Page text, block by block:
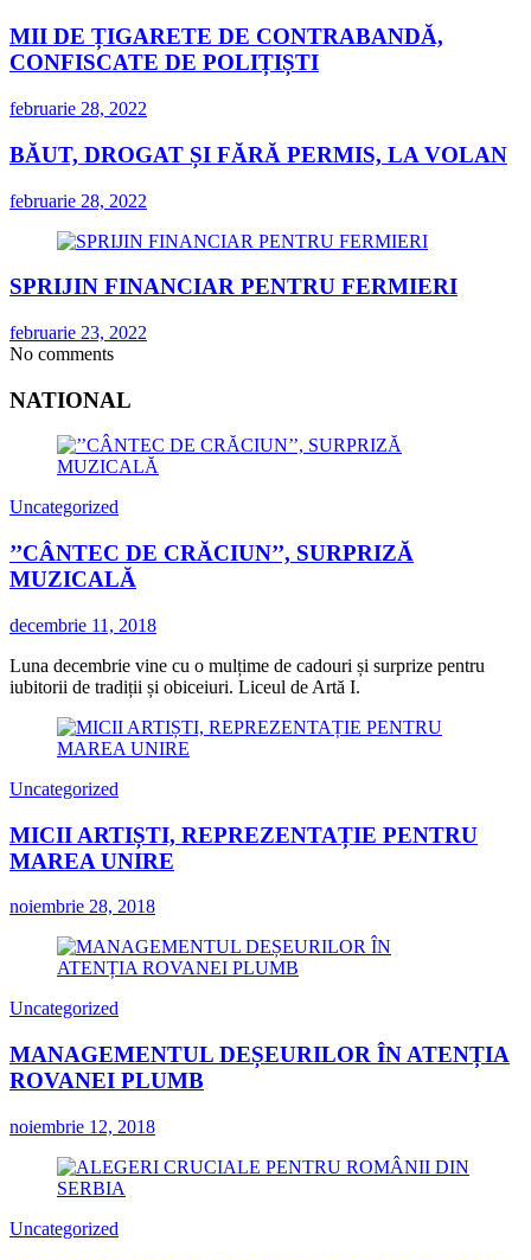
MII DE ȚIGARETE DE CONTRABANDĂ,
CONFISCATE DE POLIȚIȘTI
februarie 28, 2022
BĂUT, DROGAT ȘI FĂRĂ PERMIS, LA VOLAN
februarie 28, 2022
SPRIJIN FINANCIAR PENTRU FERMIERI
februarie 23, 2022
No comments
NATIONAL
Uncategorized
’’CÂNTEC DE CRĂCIUN’’, SURPRIZĂ
MUZICALĂ
decembrie 11, 2018
Luna decembrie vine cu o mulțime de cadouri și surprize pentru
iubitorii de tradiții și obiceiuri. Liceul de Artă I.
Uncategorized
MICII ARTIȘTI, REPREZENTAȚIE PENTRU
MAREA UNIRE
noiembrie 28, 2018
Uncategorized
MANAGEMENTUL DEȘEURILOR ÎN ATENȚIA
ROVANEI PLUMB
noiembrie 12, 2018
Uncategorized